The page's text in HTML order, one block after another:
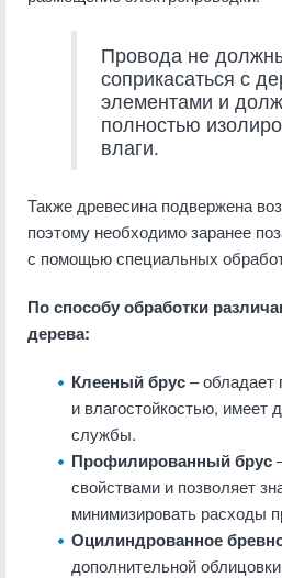
Провода не
соприкасаться с
элементами и
полностью
влаги.
Также древесина подвержена
поэтому необходимо заранее
с помощью специальных
По способу обработки
дерева:
Клееный брус– обладает
и влагостойкостью, имеет
службы.
Профилированный брус
свойствами и позволяет
минимизировать расходы
Оцилиндрованное
дополнительной